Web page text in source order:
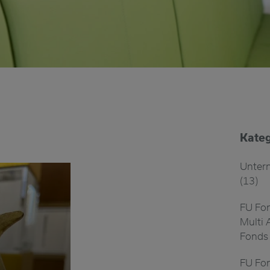
(13)
FU
Multi
FU